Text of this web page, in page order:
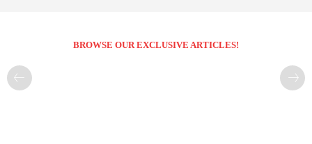
BROWSE OUR EXCLUSIVE ARTICLES!